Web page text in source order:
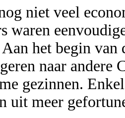
niet veel
waren
het begin
naar andere
gezinnen.
uit meer